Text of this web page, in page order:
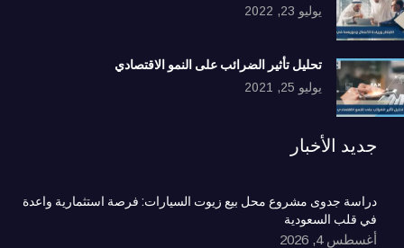
يوليو 23, 2022
تحليل تأثير الضرائب على النمو الاقتصادي
يوليو 25, 2021
جديد الأخبار
دراسة جدوى مشروع محل بيع زيوت السيارات: فرصة استثمارية واعدة
في قلب السعودية
أغسطس 4, 2026